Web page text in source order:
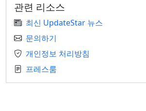
관련 리소스
최신 UpdateStar 뉴스
문의하기
개인정보 처리방침
프레스룸